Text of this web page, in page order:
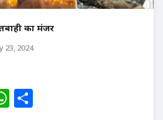
का मंजर
23, 2024
WhatsApp